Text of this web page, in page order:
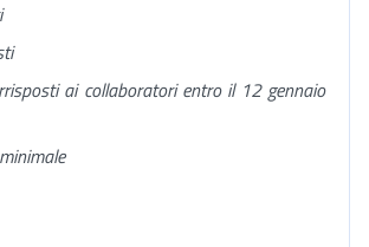
ai collaboratori entro il 12 gennaio